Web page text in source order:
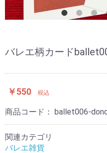
バレエ柄カード
￥550 税込
商品コード： ballet006-
関連カテゴリ
バレエ雑貨